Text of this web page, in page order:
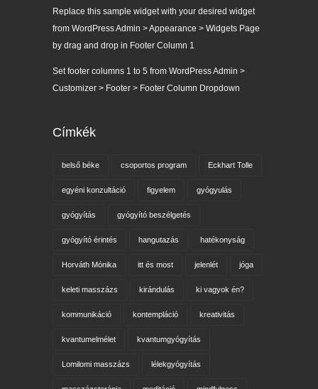
Replace this sample widget with your desired widget
from WordPress Admin > Appearance > Widgets Page
by drag and drop in Footer Column 1
Set footer columns 1 to 5 from WordPress Admin >
Customizer > Footer > Footer Column Dropdown
Címkék
belső béke csoportos program Eckhart Tolle
egyéni konzultáció figyelem gyógyulás
gyógyítás gyógyító beszélgetés
gyógyító érintés hangutazás hatékonyság
Horváth Mónika itt és most jelenlét jóga
keleti masszázs kirándulás ki vagyok én?
kommunikáció kontempláció kreativitás
kvantumelmélet kvantumgyógyítás
Lomilomi masszázs lélekgyógyítás